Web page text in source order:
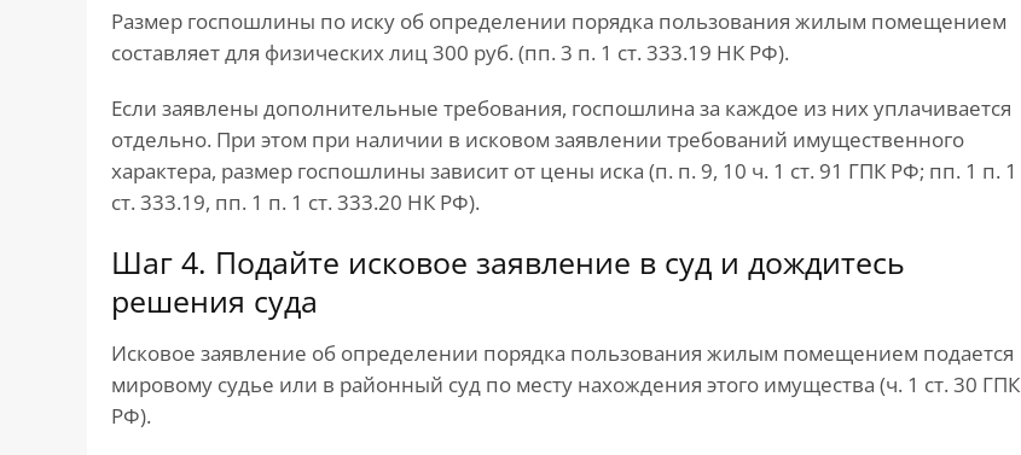
Размер госпошлины по иску об определении порядка пользования жилым помещением
составляет для физических лиц 300 руб. (пп. 3 п. 1 ст. 333.19 НК РФ).
Если заявлены дополнительные требования, госпошлина за каждое из них уплачивается
отдельно. При этом при наличии в исковом заявлении требований имущественного
характера, размер госпошлины зависит от цены иска (п. п. 9, 10 ч. 1 ст. 91 ГПК РФ; пп. 1 п. 1
ст. 333.19, пп. 1 п. 1 ст. 333.20 НК РФ).
Шаг 4. Подайте исковое заявление в суд и дождитесь
решения суда
Исковое заявление об определении порядка пользования жилым помещением подается
мировому судье или в районный суд по месту нахождения этого имущества (ч. 1 ст. 30 ГПК
РФ).